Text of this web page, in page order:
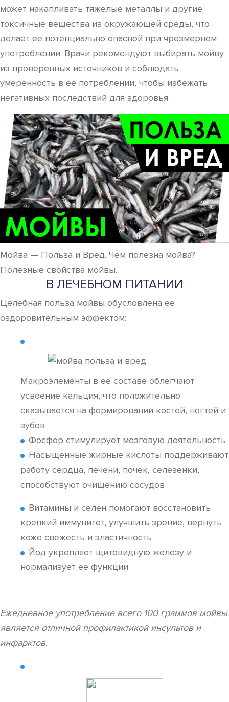
может накапливать тяжелые металлы и другие
токсичные вещества из окружающей среды, что
делает ее потенциально опасной при чрезмерном
употреблении. Врачи рекомендуют выбирать мойву
из проверенных источников и соблюдать
умеренность в ее потреблении, чтобы избежать
негативных последствий для здоровья.
Мойва — Польза и Вред. Чем полезна мойва?
Полезные свойства мойвы.
В ЛЕЧЕБНОМ ПИТАНИИ
Целебная польза мойвы обусловлена ее
оздоровительным эффектом:
Макроэлементы в ее составе облегчают
усвоение кальция, что положительно
сказывается на формировании костей, ногтей и
зубов
Фосфор стимулирует мозговую деятельность
Насыщенные жирные кислоты поддерживают
работу сердца, печени, почек, селезенки,
способствуют очищению сосудов
Витамины и селен помогают восстановить
крепкий иммунитет, улучшить зрение, вернуть
коже свежесть и эластичность
Йод укрепляет щитовидную железу и
нормализует ее функции
Ежедневное употребление всего 100 граммов мойвы
является отличной профилактикой инсультов и
инфарктов.